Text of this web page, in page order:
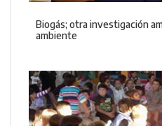
Biogás; otra investigación
ambiente